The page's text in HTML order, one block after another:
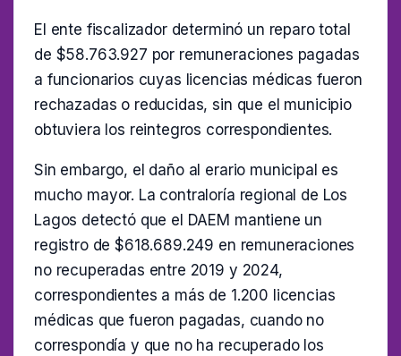
El ente fiscalizador determinó un reparo total
de $58.763.927 por remuneraciones pagadas
a funcionarios cuyas licencias médicas fueron
rechazadas o reducidas, sin que el municipio
obtuviera los reintegros correspondientes.
Sin embargo, el daño al erario municipal es
mucho mayor. La contraloría regional de Los
Lagos detectó que el DAEM mantiene un
registro de $618.689.249 en remuneraciones
no recuperadas entre 2019 y 2024,
correspondientes a más de 1.200 licencias
médicas que fueron pagadas, cuando no
correspondía y que no ha recuperado los